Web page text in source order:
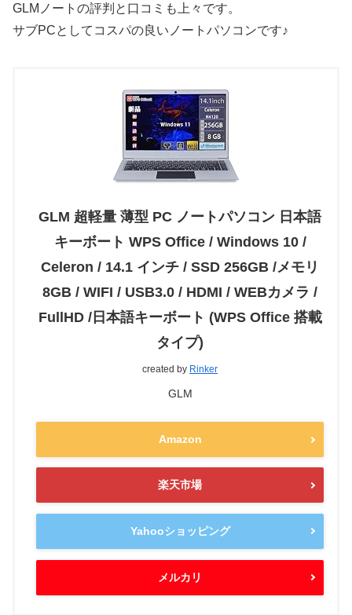
GLMノートの評判と口コミも上々です。
サブPCとしてコスパの良いノートパソコンです♪
GLM 超軽量 薄型 PC ノートパソコン 日本語
キーボート WPS Office / Windows 10 /
Celeron / 14.1 インチ / SSD 256GB /メモリ
8GB / WIFI / USB3.0 / HDMI / WEBカメラ /
FullHD /日本語キーボート (WPS Office 搭載
タイプ)
created by Rinker
GLM
Amazon
楽天市場
Yahooショッピング
メルカリ